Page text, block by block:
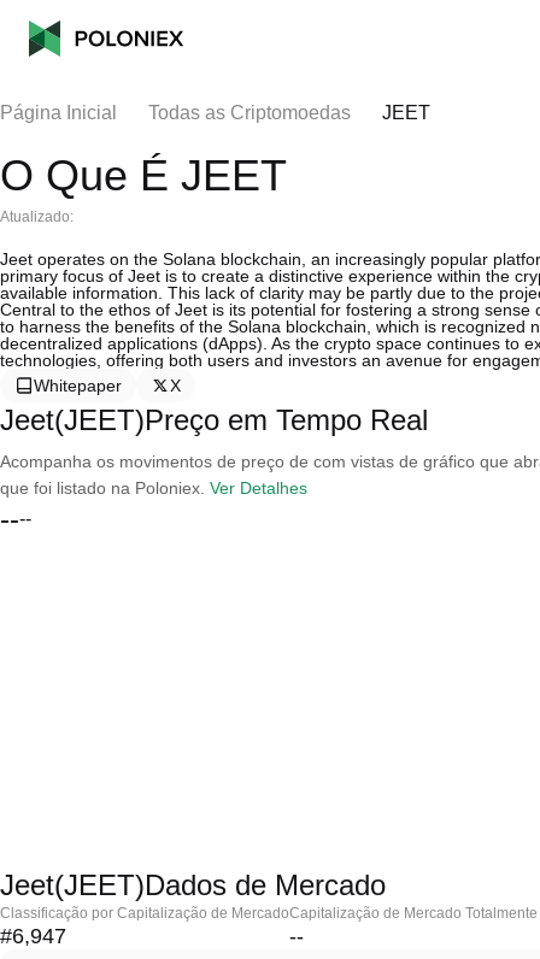
Página Inicial Todas as Criptomoedas JEET
O Que É JEET
Atualizado:
Jeet operates on the Solana blockchain, an increasingly popular
primary focus of Jeet is to create a distinctive experience within the
available information. This lack of clarity may be partly due to the
Central to the ethos of Jeet is its potential for fostering a strong
to harness the benefits of the Solana blockchain, which is
decentralized applications (dApps). As the crypto space continues to
technologies, offering both users and investors an avenue for
Whitepaper
X
Jeet(JEET)Preço em Tempo Real
Acompanha os movimentos de preço de com vistas de gráfico que
que foi listado na Poloniex. Ver Detalhes
----
Jeet(JEET)Dados de Mercado
Classificação por Capitalização de Mercado
#6,947
Capitalização de Mercado
--